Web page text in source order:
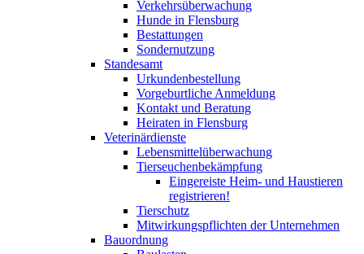
Verkehrsüberwachung
Hunde in Flensburg
Bestattungen
Sondernutzung
Standesamt
Urkundenbestellung
Vorgeburtliche Anmeldung
Kontakt und Beratung
Heiraten in Flensburg
Veterinärdienste
Lebensmittelüberwachung
Tierseuchenbekämpfung
Eingereiste Heim- und Haustieren
registrieren!
Tierschutz
Mitwirkungspflichten der Unternehmen
Bauordnung